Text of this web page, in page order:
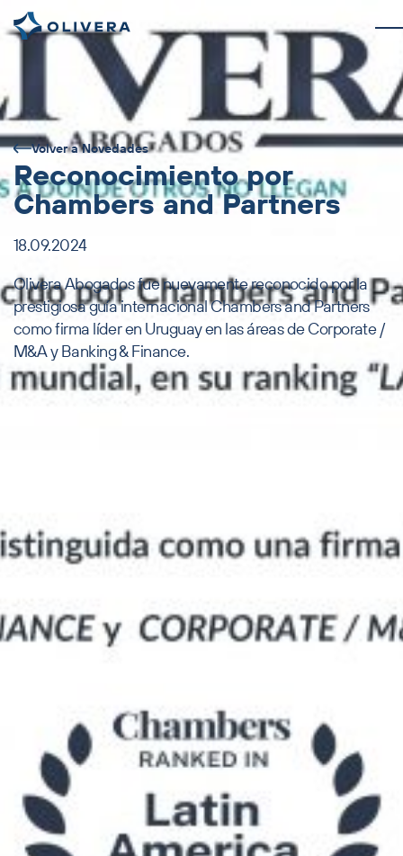
Volver a Novedades
Reconocimiento por
Chambers and Partners
18.09.2024
Olivera Abogados fue nuevamente reconocido por la
prestigiosa guía internacional Chambers and Partners
como firma líder en Uruguay en las áreas de Corporate /
M&A y Banking & Finance.